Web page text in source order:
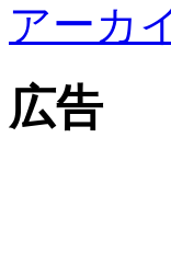
アーカ
広告